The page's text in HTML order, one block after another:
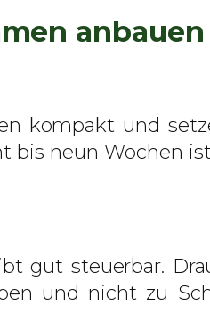
M
g
e
anbauen
kompakt und
bis neun Wochen
gut steuerbar.
und nicht zu